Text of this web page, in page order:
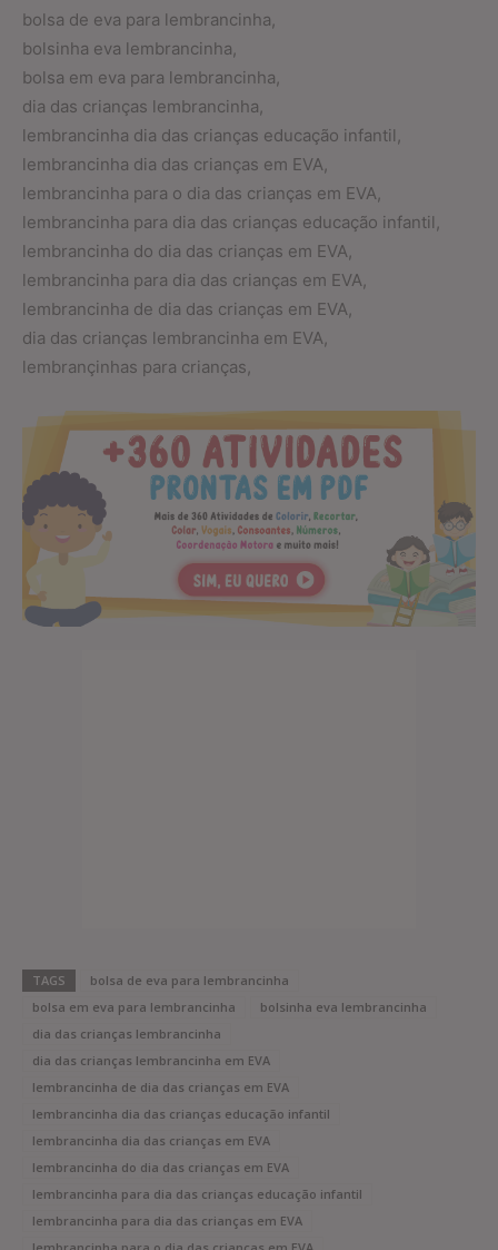
bolsa de eva para lembrancinha,
bolsinha eva lembrancinha,
bolsa em eva para lembrancinha,
dia das crianças lembrancinha,
lembrancinha dia das crianças educação infantil,
lembrancinha dia das crianças em EVA,
lembrancinha para o dia das crianças em EVA,
lembrancinha para dia das crianças educação infantil,
lembrancinha do dia das crianças em EVA,
lembrancinha para dia das crianças em EVA,
lembrancinha de dia das crianças em EVA,
dia das crianças lembrancinha em EVA,
lembrançinhas para crianças,
TAGS
bolsa de eva para lembrancinha
bolsa em eva para lembrancinha
bolsinha eva lembrancinha
dia das crianças lembrancinha
dia das crianças lembrancinha em EVA
lembrancinha de dia das crianças em EVA
lembrancinha dia das crianças educação infantil
lembrancinha dia das crianças em EVA
lembrancinha do dia das crianças em EVA
lembrancinha para dia das crianças educação infantil
lembrancinha para dia das crianças em EVA